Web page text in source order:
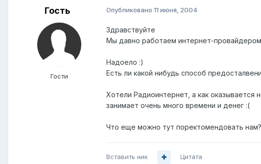
Гость
Гости
Опубликовано 11 июня, 2004
Здравствуйте
Мы давно работаем интернет-
Надоело :)
Есть ли какой нибудь способ
Хотели Радиоинтернет, а как оказывается
занимает очень много времени и денег :(
Что еще можно тут поректомендовать
Вставить ник Цитата